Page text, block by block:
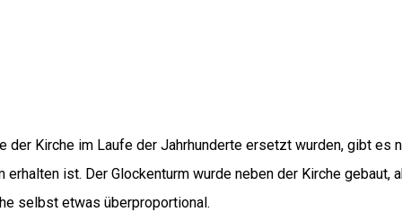
Kirche im Laufe der Jahrhunderte ersetzt wurden, gibt
ist. Der Glockenturm wurde neben der Kirche gebaut,
selbst etwas überproportional.